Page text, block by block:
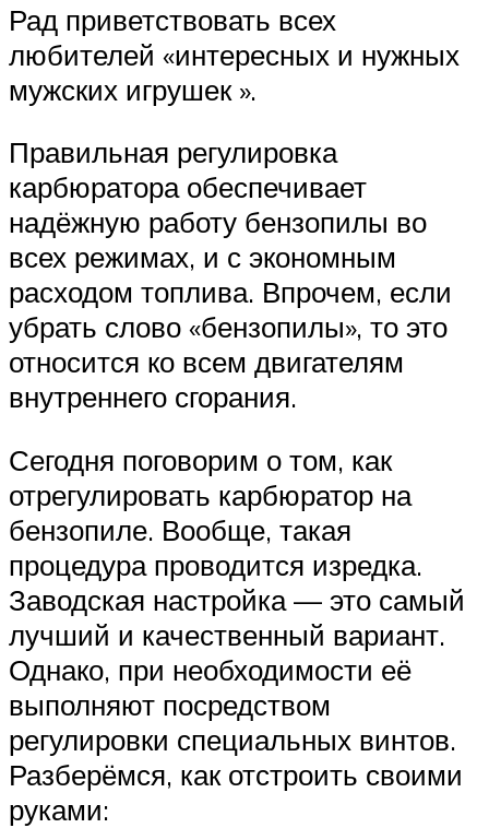
Рад приветствовать всех
любителей «интересных и нужных
мужских игрушек ».
Правильная регулировка
карбюратора обеспечивает
надёжную работу бензопилы во
всех режимах, и с экономным
расходом топлива. Впрочем, если
убрать слово «бензопилы», то это
относится ко всем двигателям
внутреннего сгорания.
Сегодня поговорим о том, как
отрегулировать карбюратор на
бензопиле. Вообще, такая
процедура проводится изредка.
Заводская настройка — это самый
лучший и качественный вариант.
Однако, при необходимости её
выполняют посредством
регулировки специальных винтов.
Разберёмся, как отстроить своими
руками: